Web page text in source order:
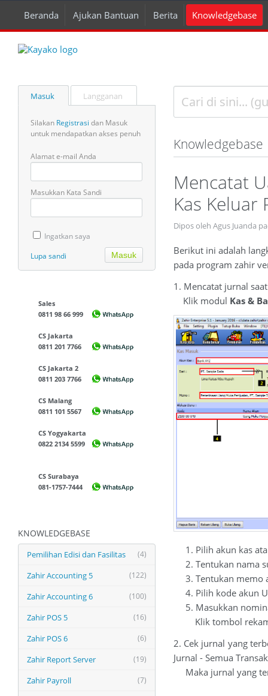
Beranda Ajukan Bantuan Berita Knowledgebase
Masuk Langganan
Silakan Registrasi dan Masuk
untuk mendapatkan akses penuh
Alamat e-mail Anda
Masukkan Kata Sandi
Ingatkan saya
Lupa sandi
Sales
0811 98 66 999
CS Jakarta
0811 201 7766
CS Jakarta 2
0811 203 7766
CS Malang
0811 101 5567
CS Yogyakarta
0822 2134 5599
CS Surabaya
081-1757-7444
KNOWLEDGEBASE
(4)
Pemilihan Edisi dan Fasilitas
(122)
Zahir Accounting 5
(100)
Zahir Accounting 6
(16)
Zahir POS 5
(6)
Zahir POS 6
(19)
Zahir Report Server
(7)
Zahir Payroll
Knowledgebase
Mencatat
Kas Keluar
Dipos oleh Agus Juanda
Berikut ini adalah
pada program zahir
1. Mencatat jurnal
Klik modul Kas &
1. Pilih akun kas
2. Tentukan nama
3. Tentukan memo
4. Pilih kode akun
5. Masukkan
Klik tombol rekam
2. Cek jurnal yang
Jurnal - Semua
Maka jurnal yang